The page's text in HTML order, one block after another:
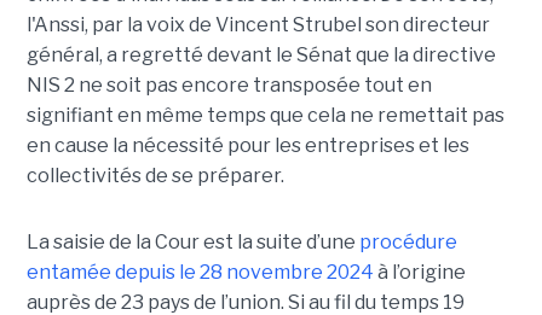
l'Anssi, par la voix de Vincent Strubel son directeur
général, a regretté devant le Sénat que la directive
NIS 2 ne soit pas encore transposée tout en
signifiant en même temps que cela ne remettait pas
en cause la nécessité pour les entreprises et les
collectivités de se préparer.
La saisie de la Cour est la suite d’une procédure
entamée depuis le 28 novembre 2024 à l’origine
auprès de 23 pays de l’union. Si au fil du temps 19